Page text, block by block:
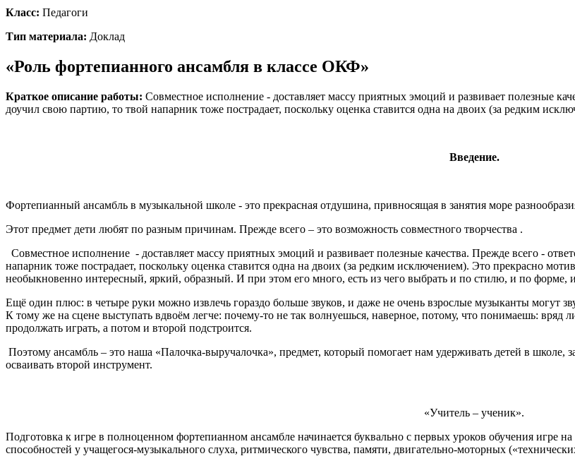
Класс: Педагоги
Тип материала: Доклад
«Роль фортепианного ансамбля в классе ОКФ»
Краткое описание работы: Cовместное исполнение - доставляет массу приятных эмоций и развивает полезные
доучил свою партию, то твой напарник тоже пострадает, поскольку оценка ставится одна на двоих (за редким
Введение.
Фортепианный ансамбль в музыкальной школе - это прекрасная отдушина, привносящая в занятия море
Этот предмет дети любят по разным причинам. Прежде всего – это возможность совместного творчества .
Cовместное исполнение - доставляет массу приятных эмоций и развивает полезные качества. Прежде всего -
напарник тоже пострадает, поскольку оценка ставится одна на двоих (за редким исключением). Это прекрасно
необыкновенно интересный, яркий, образный. И при этом его много, есть из чего выбрать и по стилю, и по форме,
Ещё один плюс: в четыре руки можно извлечь гораздо больше звуков, и даже не очень взрослые музыканты могут
К тому же на сцене выступать вдвоём легче: почему-то не так волнуешься, наверное, потому, что понимаешь: вряд
продолжать играть, а потом и второй подстроится.
Поэтому ансамбль – это наша «Палочка-выручалочка», предмет, который помогает нам удерживать детей в школе,
осваивать второй инструмент.
«Учитель – ученик».
Подготовка к игре в полноценном фортепианном ансамбле начинается буквально с первых уроков обучения игре
способностей у учащегося-музыкального слуха, ритмического чувства, памяти, двигательно-моторных